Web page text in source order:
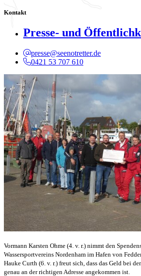
Kontakt
Presse- und
presse@seenotretter.de
0421 53 707 610
Vormann Karsten Ohme (4. v. r.) nimmt den
Wassersportvereins Nordenham im Hafen von
Hauke Curth (6. v. r.) freut sich, dass das Geld bei
genau an der richtigen Adresse angekommen ist.